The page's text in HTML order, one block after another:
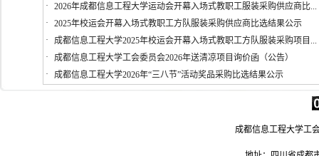
·
2026年成都信息工程大学运动会开幕入场式教职工服装采购供应商比...
·
2025年校运会开幕入场式教职工方队服装采购供应商比选结果公示
·
成都信息工程大学2025年校运会开幕入场式教职工方队服装采购项目...
·
成都信息工程大学工会委员会2026年送清凉项目询价函（公告）
·
成都信息工程大学2026年“三八节”活动奖品采购比选结果公示
成都信息工程大学